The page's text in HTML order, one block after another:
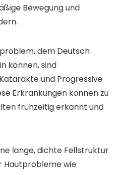
Bewegung und
dem Deutsch
können, sind
und Progressive
Erkrankungen können zu
frühzeitig erkannt und
lange, dichte Fellstruktur
Hautprobleme wie